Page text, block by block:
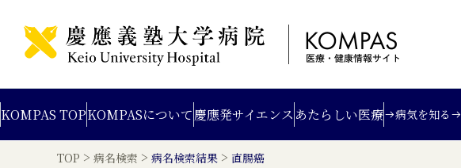
KOMPAS TOPKOMPASについて慶應発サイエンス あたらしい医療 病気を知る
TOP > 病名検索 > 病名検索結果 > 直腸癌